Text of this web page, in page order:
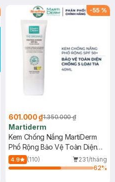
-55 %
601.000 ₫1.350.000 ₫
Martiderm
Kem Chống Nắng MartiDerm
Phổ Rộng Bảo Vệ Toàn Diện
40ml
4.9 (110)
231/tháng
62%